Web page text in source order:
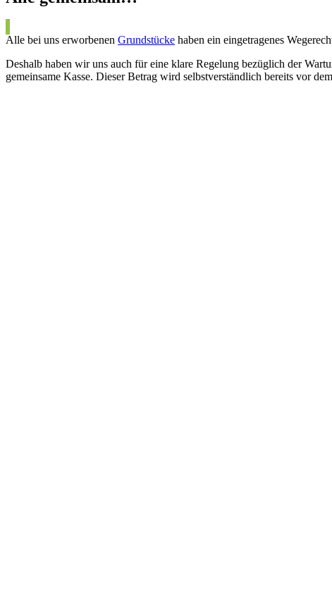
Alle bei uns erworbenen Grundstücke haben ein eingetragenes
Deshalb haben wir uns auch für eine klare Regelung bezüglich der
gemeinsame Kasse. Dieser Betrag wird selbstverständlich bereits vor